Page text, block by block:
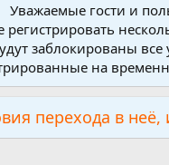
Уважаемые гости и
заблокированы
на
перехода в